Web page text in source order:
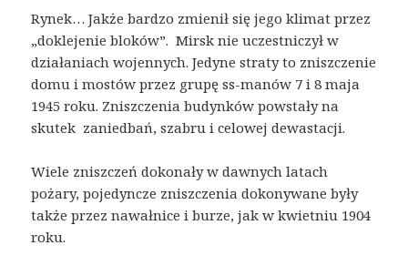
Rynek… Jakże bardzo zmienił się jego klimat przez
„doklejenie bloków”. Mirsk nie uczestniczył w
działaniach wojennych. Jedyne straty to zniszczenie
domu i mostów przez grupę ss-manów 7 i 8 maja
1945 roku. Zniszczenia budynków powstały na
skutek zaniedbań, szabru i celowej dewastacji.
Wiele zniszczeń dokonały w dawnych latach
pożary, pojedyncze zniszczenia dokonywane były
także przez nawałnice i burze, jak w kwietniu 1904
roku.